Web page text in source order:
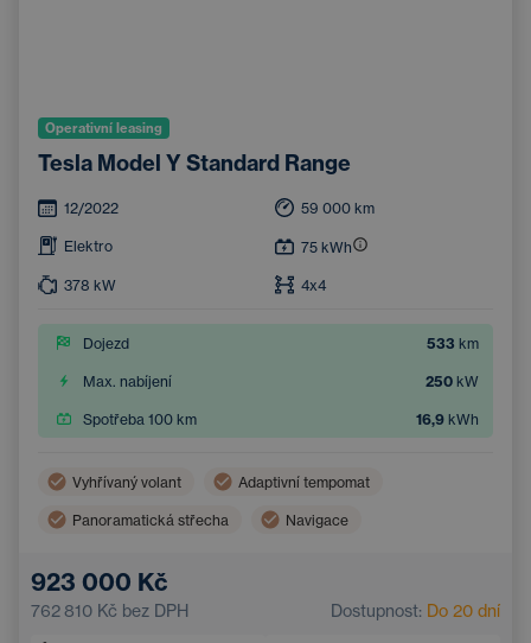
Operativní leasing
Tesla Model Y Standard Range
12/2022 59 000 km
Elektro 75 kWh
378 kW 4x4
Dojezd 533 km
Max. nabíjení 250 kW
Spotřeba 100 km 16,9 kWh
Vyhřívaný volant Adaptivní tempomat
Panoramatická střecha Navigace
Bluetooth
923 000 Kč
762 810 Kč bez DPH Dostupnost: Do 20 dní